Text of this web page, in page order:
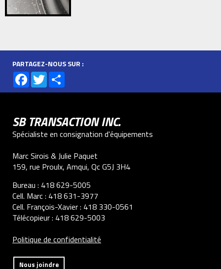
PARTAGEZ-NOUS SUR :
Facebook
Twitter
SB TRANSACTION INC.
Spécialiste en consignation d'équipements
Marc Sirois & Julie Paquet
159, rue Proulx, Amqui, Qc G5J 3H4
Bureau : 418 629-5005
Cell. Marc : 418 631-3977
Cell. François-Xavier : 418 330-0561
Télécopieur : 418 629-5003
Politique de confidentialité
Nous joindre